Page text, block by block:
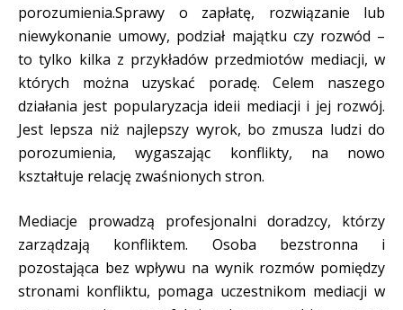
porozumienia.Sprawy o zapłatę, rozwiązanie lub
niewykonanie umowy, podział majątku czy rozwód –
to tylko kilka z przykładów przedmiotów mediacji, w
których można uzyskać poradę. Celem naszego
działania jest popularyzacja ideii mediacji i jej rozwój.
Jest lepsza niż najlepszy wyrok, bo zmusza ludzi do
porozumienia, wygaszając konflikty, na nowo
kształtuje relację zwaśnionych stron.
Mediacje prowadzą profesjonalni doradzcy, którzy
zarządzają konfliktem. Osoba bezstronna i
pozostająca bez wpływu na wynik rozmów pomiędzy
stronami konfliktu, pomaga uczestnikom mediacji w